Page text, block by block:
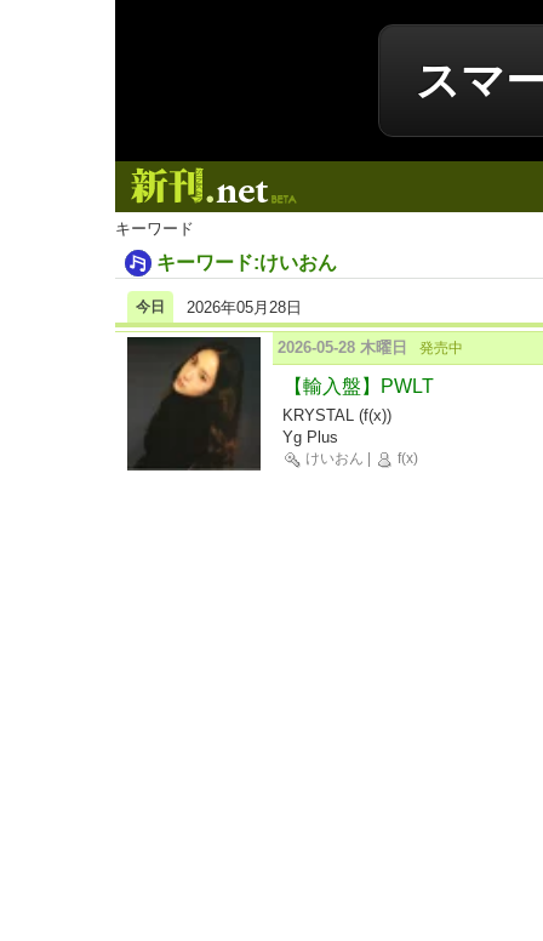
スマ
キーワード
キーワード:けいおん
今日 2026年05月28日
2026-05-28 木曜日 発売中
【輸入盤】PWLT
KRYSTAL (f(x))
Yg Plus
けいおん f(x)